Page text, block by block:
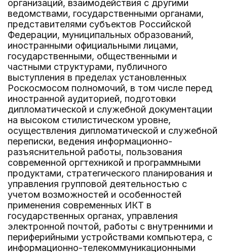
организаций, взаимодействия с другими
ведомствами, государственными органами,
представителями субъектов Российской
Федерации, муниципальных образований,
иностранными официальными лицами,
государственными, общественными и
частными структурами, публичного
выступления в пределах установленных
Роскосмосом полномочий, в том числе перед
иностранной аудиторией, подготовки
дипломатической и служебной документации
на высоком стилистическом уровне,
осуществления дипломатической и служебной
переписки, ведения информационно-
разъяснительной работы, пользования
современной оргтехникой и программными
продуктами, стратегического планирования и
управления групповой деятельностью с
учетом возможностей и особенностей
применения современных ИКТ в
государственных органах, управления
электронной почтой, работы с внутренними и
периферийными устройствами компьютера, с
информационно-телекоммуникационными